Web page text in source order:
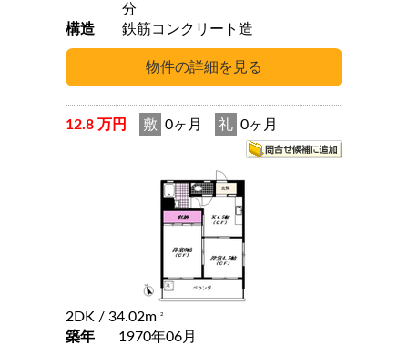
分
構造
鉄筋コンクリート造
12.8 万円 敷 0ヶ月 礼 0ヶ月
2DK / 34.02m 2
築年
1970年06月